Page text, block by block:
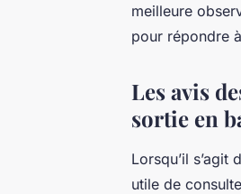
meilleure
pour répondre
Les avis
sortie en
Lorsqu’il
utile de